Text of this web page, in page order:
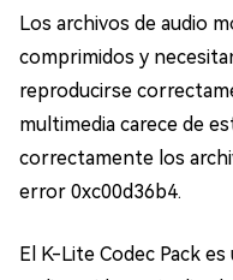
Los archivos de audio
comprimidos y
reproducirse
multimedia carece de
correctamente los
error 0xc00d36b4.
El K-Lite Codec Pack